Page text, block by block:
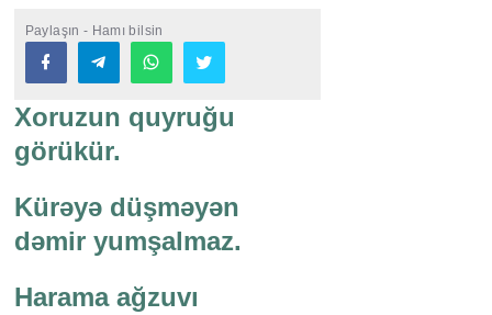
Paylaşın - Hamı bilsin
Xoruzun quyruğu
görükür.
Kürəyə düşməyən
dəmir yumşalmaz.
Harama ağzuvı